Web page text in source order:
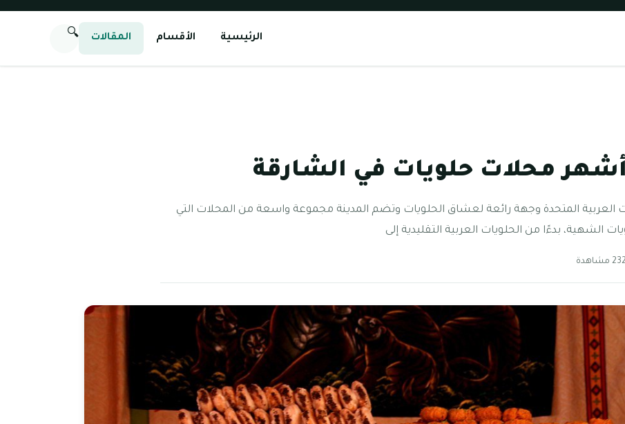
الرئيسية الأقسام المقالات 🔍
محلات حلويات في الشارقة
العربية المتحدة وجهة رائعة لعشاق الحلويات وتضم المدينة مجموعة واسعة من المحلات التي
الشهية، بدءًا من الحلويات العربية التقليدية إلى